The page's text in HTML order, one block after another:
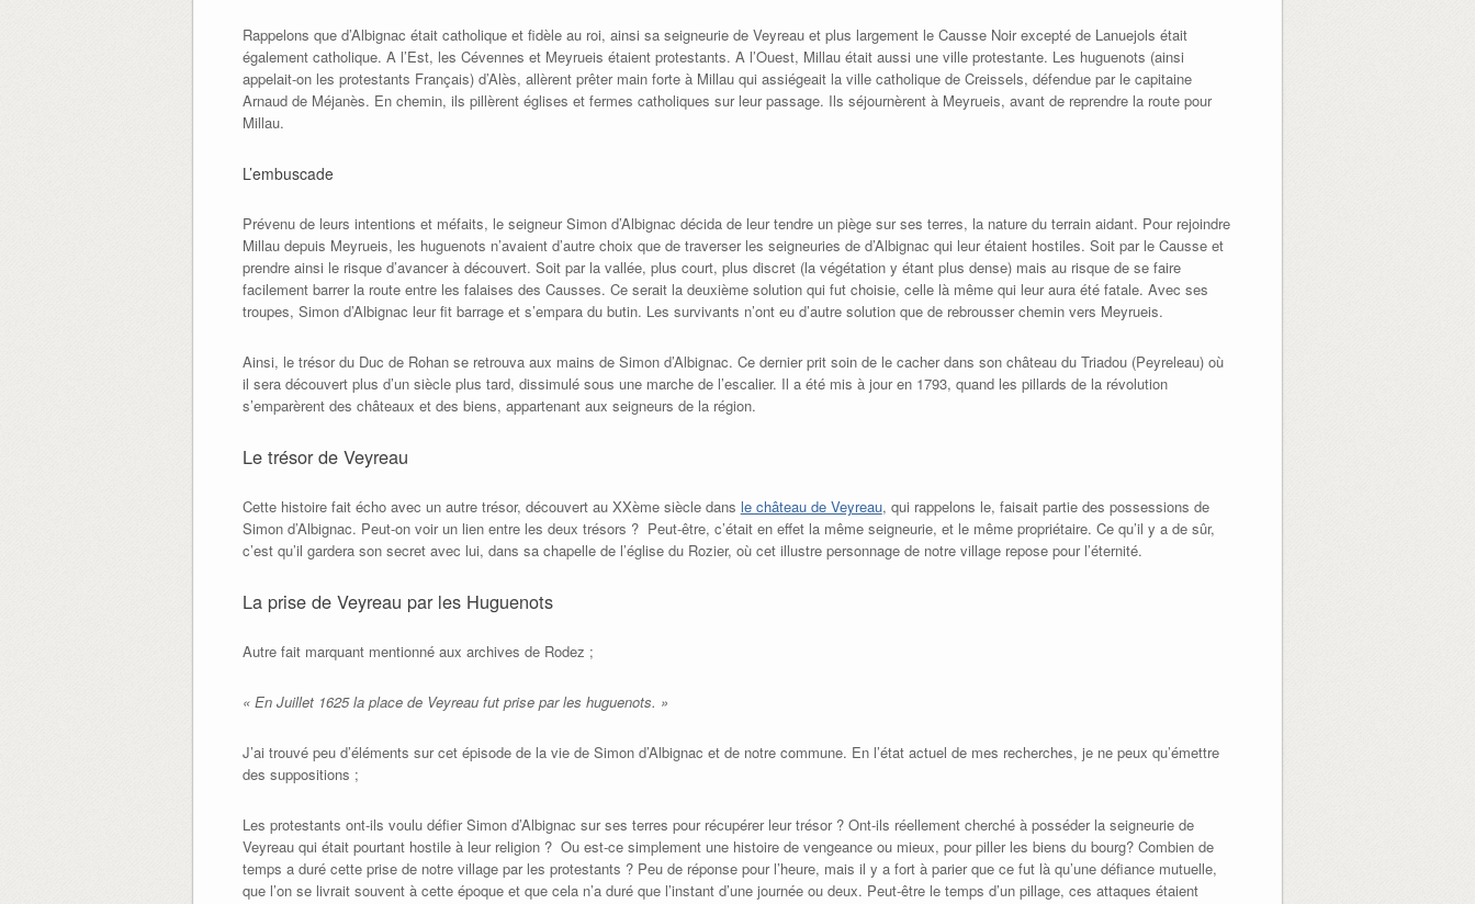
Rappelons que d’Albignac était catholique et fidèle au roi, ainsi sa seigneurie de Veyreau et plus largement le Causse Noir excepté de Lanuejols était
également catholique. A l’Est, les Cévennes et Meyrueis étaient protestants. A l’Ouest, Millau était aussi une ville protestante. Les huguenots (ainsi
appelait-on les protestants Français) d’Alès, allèrent prêter main forte à Millau qui assiégeait la ville catholique de Creissels, défendue par le capitaine
Arnaud de Méjanès. En chemin, ils pillèrent églises et fermes catholiques sur leur passage. Ils séjournèrent à Meyrueis, avant de reprendre la route pour
Millau.
L’embuscade
Prévenu de leurs intentions et méfaits, le seigneur Simon d’Albignac décida de leur tendre un piège sur ses terres, la nature du terrain aidant. Pour rejoindre
Millau depuis Meyrueis, les huguenots n’avaient d’autre choix que de traverser les seigneuries de d’Albignac qui leur étaient hostiles. Soit par le Causse et
prendre ainsi le risque d’avancer à découvert. Soit par la vallée, plus court, plus discret (la végétation y étant plus dense) mais au risque de se faire
facilement barrer la route entre les falaises des Causses. Ce serait la deuxième solution qui fut choisie, celle là même qui leur aura été fatale. Avec ses
troupes, Simon d’Albignac leur fit barrage et s’empara du butin. Les survivants n’ont eu d’autre solution que de rebrousser chemin vers Meyrueis.
Ainsi, le trésor du Duc de Rohan se retrouva aux mains de Simon d’Albignac. Ce dernier prit soin de le cacher dans son château du Triadou (Peyreleau) où
il sera découvert plus d’un siècle plus tard, dissimulé sous une marche de l’escalier. Il a été mis à jour en 1793, quand les pillards de la révolution
s’emparèrent des châteaux et des biens, appartenant aux seigneurs de la région.
Le trésor de Veyreau
Cette histoire fait écho avec un autre trésor, découvert au XXème siècle dans le château de Veyreau, qui rappelons le, faisait partie des possessions de
Simon d’Albignac. Peut-on voir un lien entre les deux trésors ? Peut-être, c’était en effet la même seigneurie, et le même propriétaire. Ce qu’il y a de sûr,
c’est qu’il gardera son secret avec lui, dans sa chapelle de l’église du Rozier, où cet illustre personnage de notre village repose pour l’éternité.
La prise de Veyreau par les Huguenots
Autre fait marquant mentionné aux archives de Rodez ;
« En Juillet 1625 la place de Veyreau fut prise par les huguenots. »
J’ai trouvé peu d’éléments sur cet épisode de la vie de Simon d’Albignac et de notre commune. En l’état actuel de mes recherches, je ne peux qu’émettre
des suppositions ;
Les protestants ont-ils voulu défier Simon d’Albignac sur ses terres pour récupérer leur trésor ? Ont-ils réellement cherché à posséder la seigneurie de
Veyreau qui était pourtant hostile à leur religion ? Ou est-ce simplement une histoire de vengeance ou mieux, pour piller les biens du bourg? Combien de
temps a duré cette prise de notre village par les protestants ? Peu de réponse pour l’heure, mais il y a fort à parier que ce fut là qu’une défiance mutuelle,
que l’on se livrait souvent à cette époque et que cela n’a duré que l’instant d’une journée ou deux. Peut-être le temps d’un pillage, ces attaques étaient